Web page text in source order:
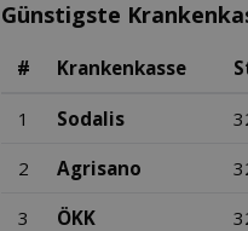
Günstigste
# Krankenkasse
1 Sodalis
2 Agrisano
3 ÖKK